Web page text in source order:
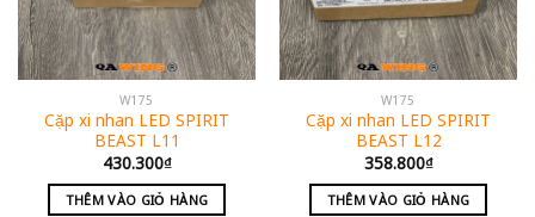
W175
Cặp xi nhan LED SPIRIT
BEAST L11
430.300₫
THÊM VÀO GIỎ HÀNG
W175
Cặp xi nhan LED SPIRIT
BEAST L12
358.800₫
THÊM VÀO GIỎ HÀNG